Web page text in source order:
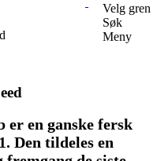
Velg gren
Søk
Meny
er en ganske fersk
Den tildeles en